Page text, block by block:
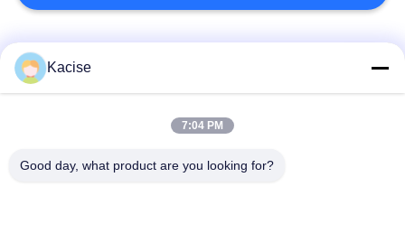
নির্ভুল চাপ সেন্সর
তরল স্তর মিটার রাডার লেভেল ট্রান্সমিটার
Kacise
7:04 PM
Good day, what product are you looking for?